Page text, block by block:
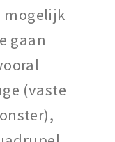
mogelijk
gaan
(vaste